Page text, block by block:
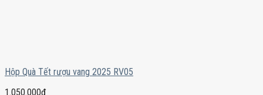
Hộp Quà Tết rượu vang 2025 RV05
1.050.000₫